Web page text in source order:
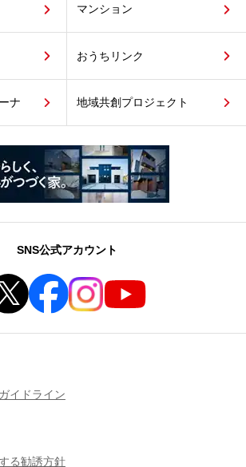
マンション
おうちリンク
ナ 地域共創プロジェクト
SNS公式アカウント
イドライン
る勧誘方針